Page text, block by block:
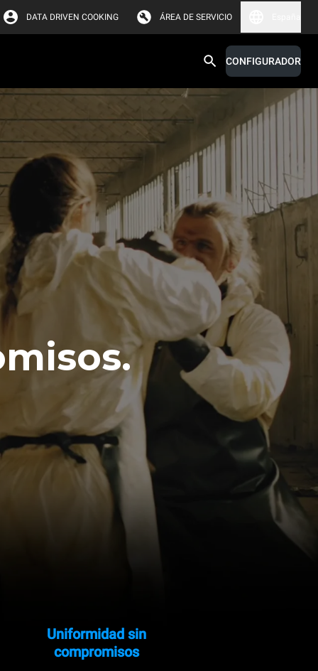
DATA DRIVEN COOKING ÁREA DE SERVICIO
CONFIGURADOR
Uniformidad sin
compromisos